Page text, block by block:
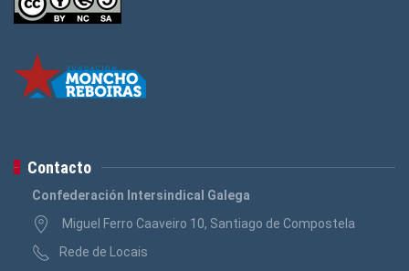
Contacto
Confederación Intersindical Galega
Miguel Ferro Caaveiro 10, Santiago de Compostela
Rede de Locais